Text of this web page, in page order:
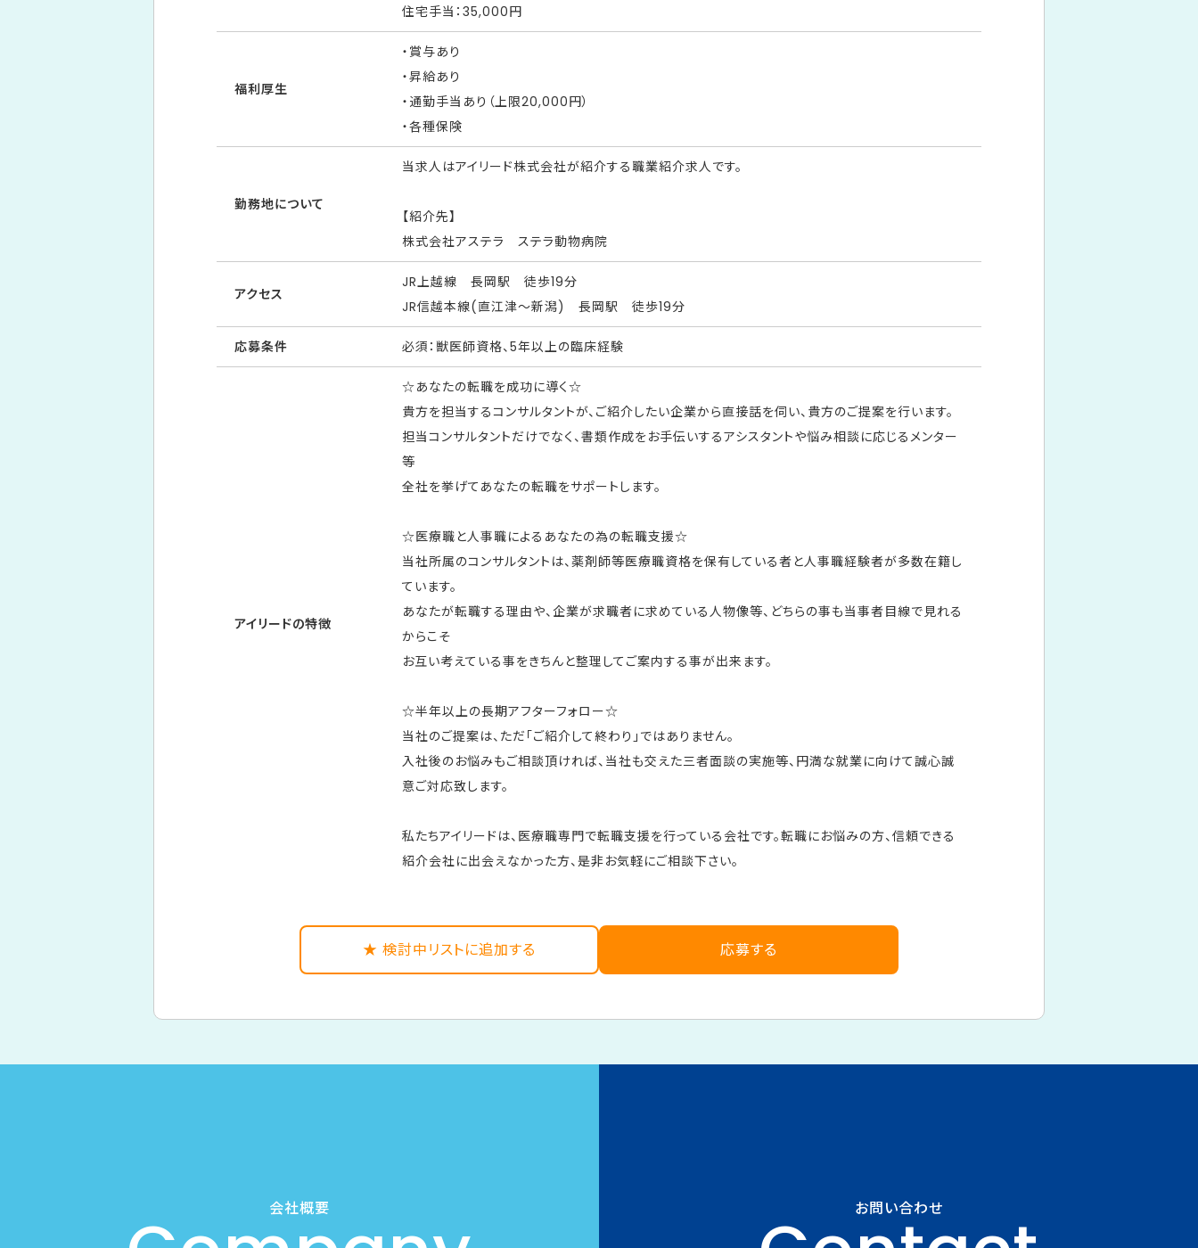
住宅手当：35,000円
福利厚生
・賞与あり
・昇給あり
・通勤手当あり（上限20,000円）
・各種保険
勤務地について
当求人はアイリード株式会社が紹介する職業紹介求人です。
【紹介先】
株式会社アステラ ステラ動物病院
アクセス
JR上越線 長岡駅 徒歩19分
JR信越本線(直江津～新潟) 長岡駅 徒歩19分
応募条件 必須：獣医師資格、5年以上の臨床経験
アイリードの特徴
☆あなたの転職を成功に導く☆
貴方を担当するコンサルタントが、ご紹介したい企業から直接話を伺い、貴方のご提案を行います。
担当コンサルタントだけでなく、書類作成をお手伝いするアシスタントや悩み相談に応じるメンター
等
全社を挙げてあなたの転職をサポートします。
☆医療職と人事職によるあなたの為の転職支援☆
当社所属のコンサルタントは、薬剤師等医療職資格を保有している者と人事職経験者が多数在籍し
ています。
あなたが転職する理由や、企業が求職者に求めている人物像等、どちらの事も当事者目線で見れる
からこそ
お互い考えている事をきちんと整理してご案内する事が出来ます。
☆半年以上の長期アフターフォロー☆
当社のご提案は、ただ「ご紹介して終わり」ではありません。
入社後のお悩みもご相談頂ければ、当社も交えた三者面談の実施等、円満な就業に向けて誠心誠
意ご対応致します。
私たちアイリードは、医療職専門で転職支援を行っている会社です。転職にお悩みの方、信頼できる
紹介会社に出会えなかった方、是非お気軽にご相談下さい。
★ 検討中リストに追加する 応募する
会社概要 お問い合わせ